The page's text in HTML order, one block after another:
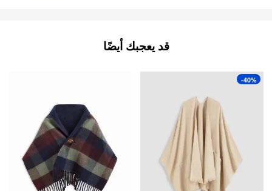
قد يعجبك أيضًا
-40%